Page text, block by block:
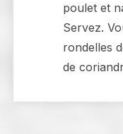
poulet et
Servez.
rondelles
de